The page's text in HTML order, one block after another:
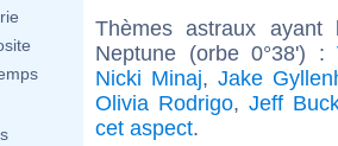
Thèmes astraux ayant
Neptune (orbe 0°38') :
Nicki Minaj, Jake
Olivia Rodrigo, Jeff
cet aspect.